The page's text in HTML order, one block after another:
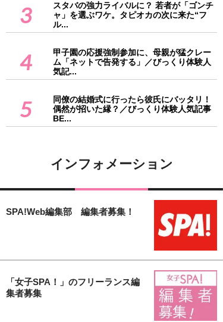
3
スタバの強力ライバルに？ 若者が「ゴンチ
ャ」を選ぶワケ。タピオカの次に来た“フ
ル...
4
甲子園の応援強制参加に、母親が猛クレー
ム「ネットで告発する」／びっくり体験人
気記...
5
同僚の結婚式に行ったら彼氏にバッタリ！
偶然が招いた縁？／びっくり体験人気記事
BE...
インフォメーション
SPA!Web編集部 編集者募集！
「女子SPA！」のフリーランス編
集者募集